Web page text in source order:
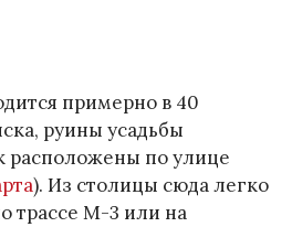
примерно в 40
руины усадьбы
расположены по улице
). Из столицы сюда легко
трассе М-3 или на